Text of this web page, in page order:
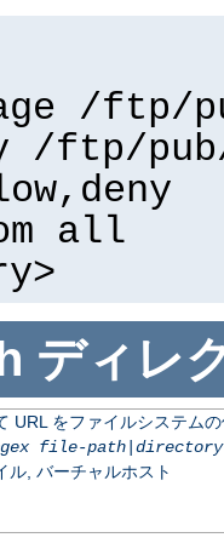
/ftp/
/ftp/pub/
all
ディレ
URL をファイルシステム
file-path|
ル, バーチャルホスト